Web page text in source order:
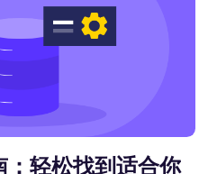
轻松找到适合你